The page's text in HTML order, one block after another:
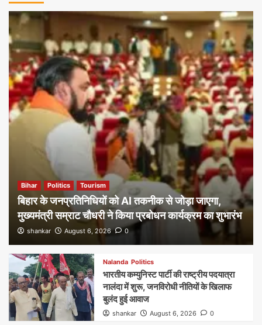
Bihar Politics Tourism
बिहार के जनप्रतिनिधियों को AI तकनीक से जोड़ा जाएगा,
मुख्यमंत्री सम्राट चौधरी ने किया प्रबोधन कार्यक्रम का शुभारंभ
shankar August 6, 2026 0
Nalanda Politics
भारतीय कम्युनिस्ट पार्टी की राष्ट्रीय पदयात्रा
नालंदा में शुरू, जनविरोधी नीतियों के खिलाफ
बुलंद हुई आवाज
shankar August 6, 2026 0